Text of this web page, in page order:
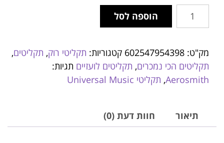
הוספה לסל
מק"ט: 602547954398 קטגוריות: תקליטי רוק, תקליטים,
תקליטים הכי נמכרים, תקליטים לועזיים תגיות:
Aerosmith
, תקליטי Universal Music
תיאור חוות דעת (0)